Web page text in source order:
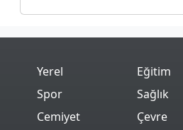
Yerel
Spor
Cemiyet
Eğitim
Sağlık
Çevre